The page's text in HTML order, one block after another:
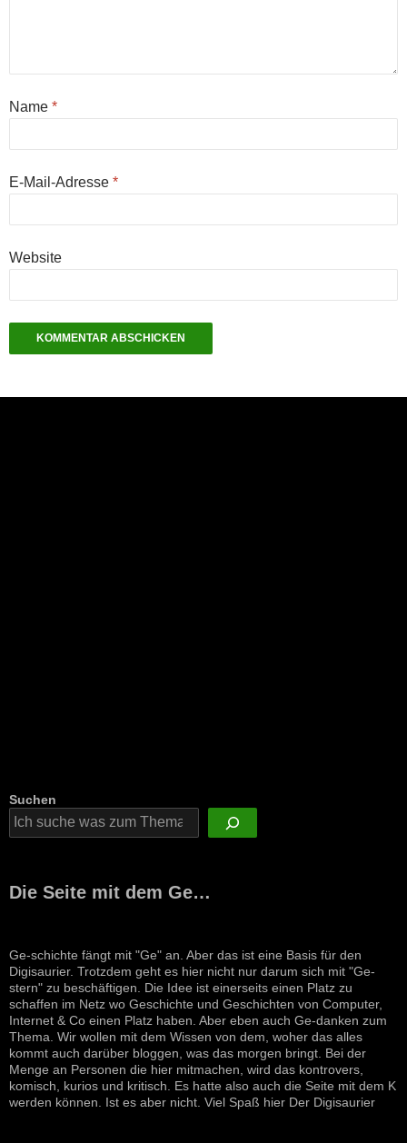
Name *
E-Mail-Adresse *
Website
Suchen
Die Seite mit dem Ge…
Ge-schichte fängt mit "Ge" an. Aber das ist eine Basis für den
Digisaurier. Trotzdem geht es hier nicht nur darum sich mit "Ge-
stern" zu beschäftigen. Die Idee ist einerseits einen Platz zu
schaffen im Netz wo Geschichte und Geschichten von Computer,
Internet & Co einen Platz haben. Aber eben auch Ge-danken zum
Thema. Wir wollen mit dem Wissen von dem, woher das alles
kommt auch darüber bloggen, was das morgen bringt. Bei der
Menge an Personen die hier mitmachen, wird das kontrovers,
komisch, kurios und kritisch. Es hatte also auch die Seite mit dem K
werden können. Ist es aber nicht. Viel Spaß hier Der Digisaurier